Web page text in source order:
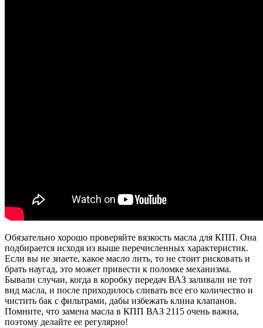
Обязательно хорошо проверяйте вязкость масла для КПП. Она
подбирается исходя из выше перечисленных характеристик.
Если вы не знаете, какое масло лить, то не стоит рисковать и
брать наугад, это может привести к поломке механизма.
Бывали случаи, когда в коробку передач ВАЗ заливали не тот
вид масла, и после приходилось сливать все его количество и
чистить бак с фильтрами, дабы избежать клина клапанов.
Помните, что замена масла в КПП ВАЗ 2115 очень важна,
поэтому делайте ее регулярно!